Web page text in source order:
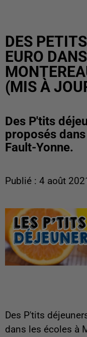
DES
EURO
(MIS À
Des P'tits
proposés
Fault-Yonne.
Publié : 4 août
Des P'tits
dans les écoles à